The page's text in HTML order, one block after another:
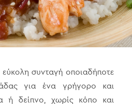
εύκολη συνταγή οποιαδήποτε
για ένα γρήγορο και
ή δείπνο, χωρίς κόπο και